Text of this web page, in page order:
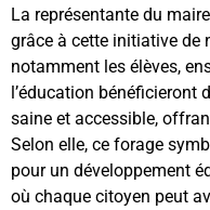
La représentante du
grâce à cette initiative de
notamment les élèves,
l’éducation bénéficieront
saine et accessible,
Selon elle, ce forage
pour un développement
où chaque citoyen peut